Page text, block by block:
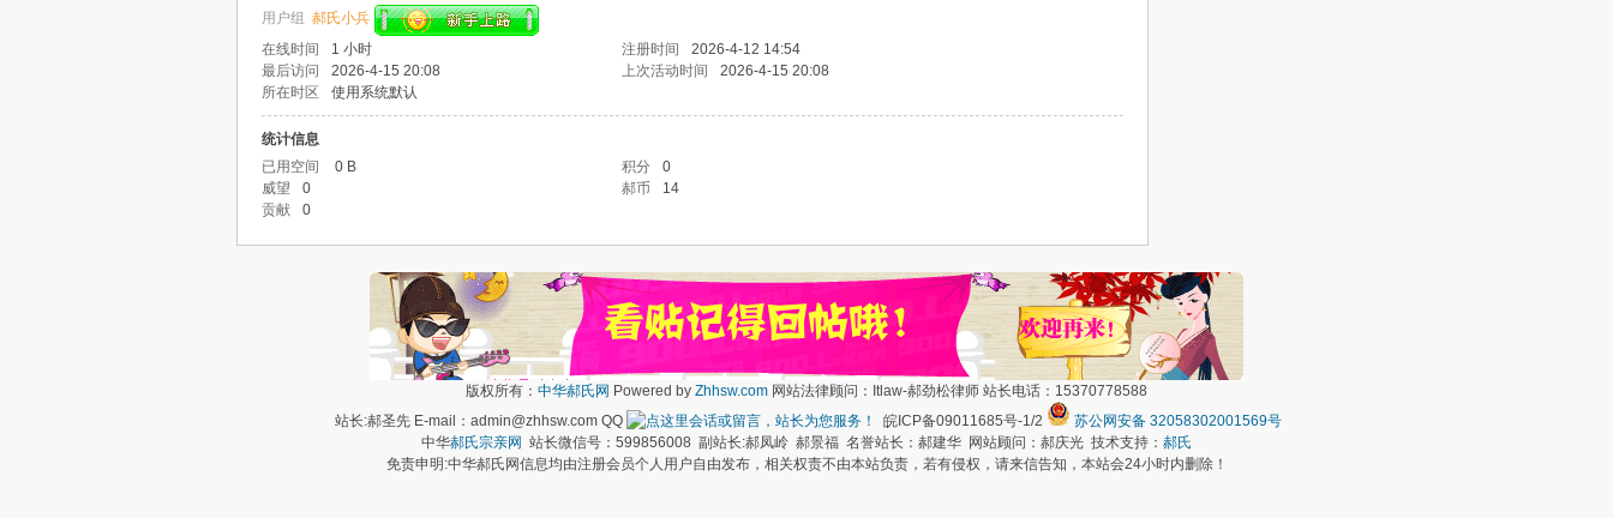
用户组 郝氏小兵
在线时间
1 小时 注册时间
2026-4-12 14:54
最后访问
2026-4-15 20:08 上次活动时间
2026-4-15 20:08
所在时区
使用系统默认
统计信息
已用空间
0 B 积分
0
威望
0 郝币
14
贡献
0
版权所有： 中华郝氏网 Powered by Zhhsw.com 网站法律顾问：Itlaw-郝劲松律师 站长电话：15370778588
站长:郝圣先 E-mail：admin@zhhsw.com QQ
皖ICP备09011685号-1/2
苏公网安备 32058302001569号
中华郝氏宗亲网 站长微信号：599856008 副站长:郝凤岭 郝景福 名誉站长：郝建华 网站顾问：郝庆光 技术支持： 郝氏
免责申明:中华郝氏网信息均由注册会员个人用户自由发布，相关权责不由本站负责，若有侵权，请来信告知，本站会24小时内删除！